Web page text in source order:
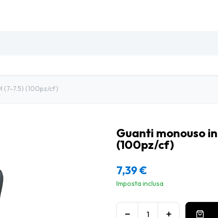
(7-7.5) (100pz/cf)
Guanti monouso
(100pz/cf)
7,39€
Imposta inclusa